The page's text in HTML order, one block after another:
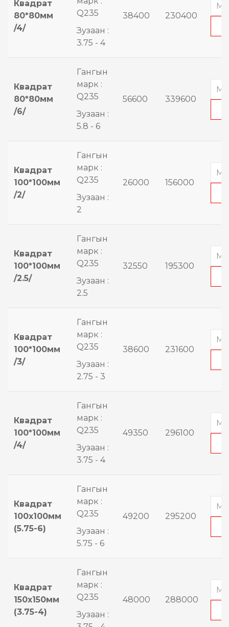
Квадрат
80*80мм
/4/
Q235
Зузаан :
3.75 - 4
38400 230400
Квадрат
80*80мм
/6/
Гангын
марк :
Q235
Зузаан :
5.8 - 6
56600 339600
Квадрат
100*100мм
/2/
Гангын
марк :
Q235
Зузаан :
2
26000 156000
Квадрат
100*100мм
/2.5/
Гангын
марк :
Q235
Зузаан :
2.5
32550 195300
Квадрат
100*100мм
/3/
Гангын
марк :
Q235
Зузаан :
2.75 - 3
38600 231600
Квадрат
100*100мм
/4/
Гангын
марк :
Q235
Зузаан :
3.75 - 4
49350 296100
Квадрат
100x100мм
(5.75-6)
Гангын
марк :
Q235
Зузаан :
5.75 - 6
49200 295200
Квадрат
150x150мм
(3.75-4)
Гангын
марк :
Q235
Зузаан :
48000 288000